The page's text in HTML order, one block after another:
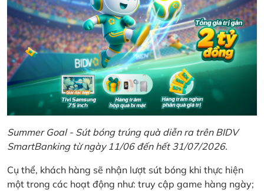
Summer Goal - Sút bóng trúng quà diễn ra trên BIDV
SmartBanking từ ngày 11/06 đến hết 31/07/2026.
Cụ thể, khách hàng sẽ nhận lượt sút bóng khi thực hiện
một trong các hoạt động như: truy cập game hàng ngày;